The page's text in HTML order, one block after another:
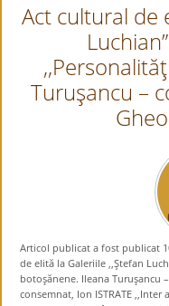
Act cultural de
Turuşancu –
Articol publicat a fost publicat
de elită la Galeriile ,,Ştefan
botoşănene. Ileana Turuşancu
consemnat, Ion ISTRATE ,,Inter